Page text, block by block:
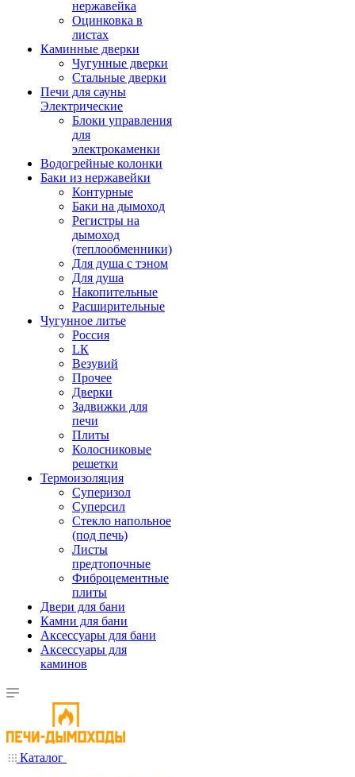
нержавейка
Оцинковка в
листах
Каминные дверки
Чугунные дверки
Стальные дверки
Печи для сауны
Электрические
Блоки управления
для
электрокаменки
Водогрейные колонки
Баки из нержавейки
Контурные
Баки на дымоход
Регистры на
дымоход
(теплообменники)
Для душа с тэном
Для душа
Накопительные
Расширительные
Чугунное литье
Россия
LК
Везувий
Прочее
Дверки
Задвижки для
печи
Плиты
Колосниковые
решетки
Термоизоляция
Суперизол
Суперсил
Стекло напольное
(под печь)
Листы
предтопочные
Фиброцементные
плиты
Двери для бани
Камни для бани
Аксессуары для бани
Аксессуары для
каминов
Каталог